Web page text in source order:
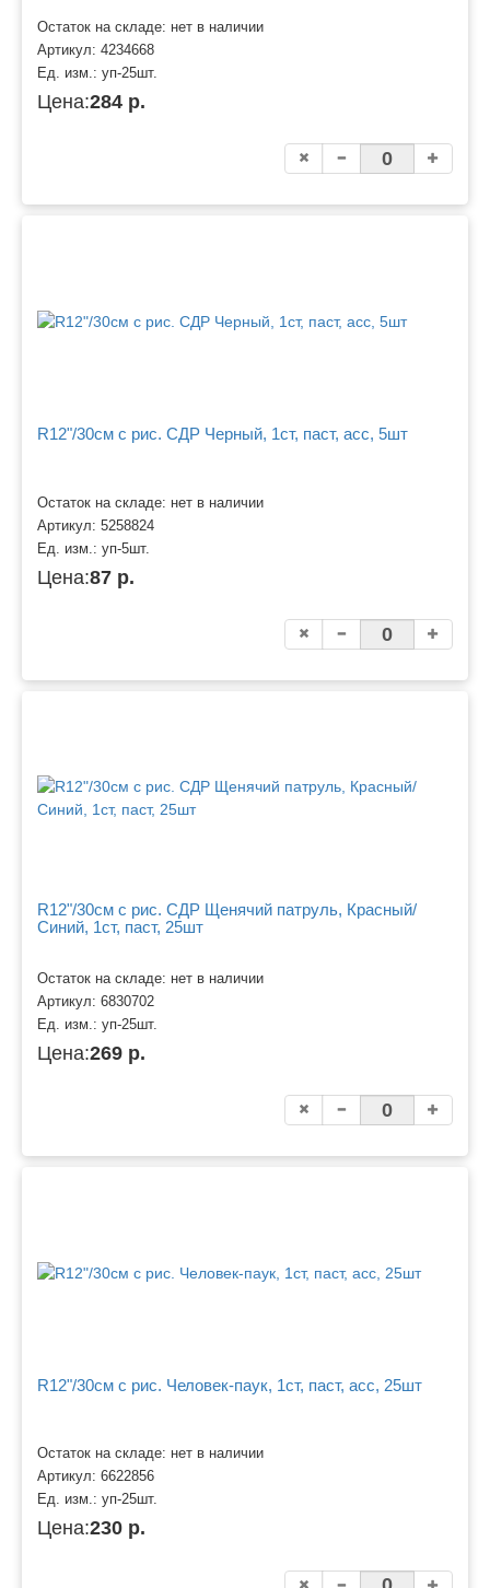
Остаток на складе: нет в наличии
Артикул: 4234668
Ед. изм.: уп-25шт.
Цена:284 р.
R12"/30см с рис. СДР Черный, 1ст, паст, асс, 5шт
Остаток на складе: нет в наличии
Артикул: 5258824
Ед. изм.: уп-5шт.
Цена:87 р.
R12"/30см с рис. СДР Щенячий патруль, Красный/
Синий, 1ст, паст, 25шт
Остаток на складе: нет в наличии
Артикул: 6830702
Ед. изм.: уп-25шт.
Цена:269 р.
R12"/30см с рис. Человек-паук, 1ст, паст, асс, 25шт
Остаток на складе: нет в наличии
Артикул: 6622856
Ед. изм.: уп-25шт.
Цена:230 р.